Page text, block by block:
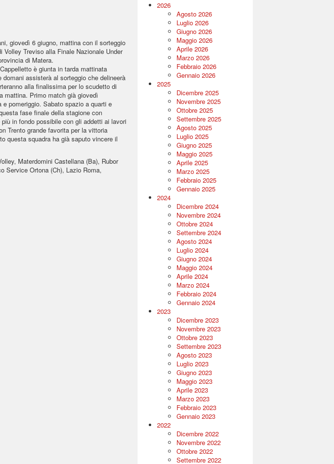
giovedì 6 giugno, mattina con il sorteggio
Volley Treviso alla Finale Nazionale Under
di Matera.
è giunta in tarda mattinata
assisterà al sorteggio che delineerà
alla finalissima per lo scudetto di
mattina. Primo match già giovedì
pomeriggio. Sabato spazio a quarti e
fase finale della stagione con
in fondo possibile con gli addetti ai lavori
Trento grande favorita per la vittoria
questa squadra ha già saputo vincere il
Materdomini Castellana (Ba), Rubor
Service Ortona (Ch), Lazio Roma,
2026
Agosto 2026
Luglio 2026
Giugno 2026
Maggio 2026
Aprile 2026
Marzo 2026
Febbraio 2026
Gennaio 2026
2025
Dicembre 2025
Novembre 2025
Ottobre 2025
Settembre 2025
Agosto 2025
Luglio 2025
Giugno 2025
Maggio 2025
Aprile 2025
Marzo 2025
Febbraio 2025
Gennaio 2025
2024
Dicembre 2024
Novembre 2024
Ottobre 2024
Settembre 2024
Agosto 2024
Luglio 2024
Giugno 2024
Maggio 2024
Aprile 2024
Marzo 2024
Febbraio 2024
Gennaio 2024
2023
Dicembre 2023
Novembre 2023
Ottobre 2023
Settembre 2023
Agosto 2023
Luglio 2023
Giugno 2023
Maggio 2023
Aprile 2023
Marzo 2023
Febbraio 2023
Gennaio 2023
2022
Dicembre 2022
Novembre 2022
Ottobre 2022
Settembre 2022